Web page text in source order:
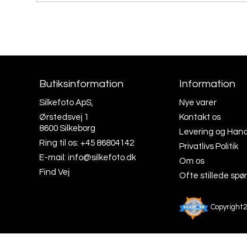
Butiksinformation
Silkefoto ApS,
Ørstedsvej 1
8600 Silkeborg
Ring til os: +45 86804142
E-mail: info@silkefoto.dk
Find Vej
Information
Nye varer
Kontakt os
Levering og
Privatlivs Politik
Om os
Ofte stillede